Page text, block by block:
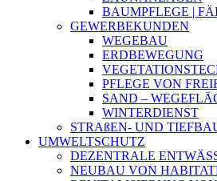
BAUMPFLEGE |
GEWERBEKUNDEN
WEGEBAU
ERDBEWEGUNG
PFLEGE VON
SAND –
WINTERDIENST
STRAßEN- UND
UMWELTSCHUTZ
DEZENTRALE
NEUBAU VON